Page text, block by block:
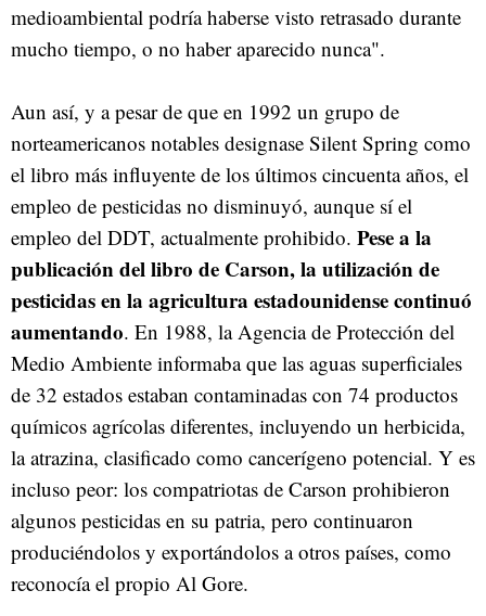
medioambiental podría haberse visto retrasado durante
mucho tiempo, o no haber aparecido nunca".
Aun así, y a pesar de que en 1992 un grupo de
norteamericanos notables designase Silent Spring como
el libro más influyente de los últimos cincuenta años, el
empleo de pesticidas no disminuyó, aunque sí el
empleo del DDT, actualmente prohibido. Pese a la
publicación del libro de Carson, la utilización de
pesticidas en la agricultura estadounidense continuó
aumentando. En 1988, la Agencia de Protección del
Medio Ambiente informaba que las aguas superficiales
de 32 estados estaban contaminadas con 74 productos
químicos agrícolas diferentes, incluyendo un herbicida,
la atrazina, clasificado como cancerígeno potencial. Y es
incluso peor: los compatriotas de Carson prohibieron
algunos pesticidas en su patria, pero continuaron
produciéndolos y exportándolos a otros países, como
reconocía el propio Al Gore.